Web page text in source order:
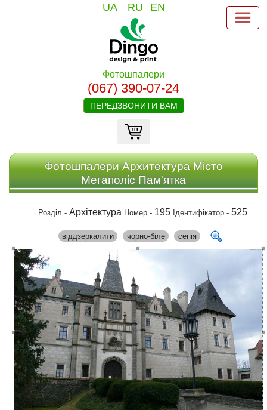
UA RU EN
Фотошпалери
(067) 390-07-24
ПЕРЕДЗВОНИТИ ВАМ
Фотошпалери Архитектура Місто
Мегаполіс Пам'ятка
Розділ -Архітектура Номер - 195 Ідентифікатор -525
віддзеркалити чорно-біле сепія